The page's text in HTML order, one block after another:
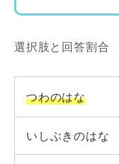
選択肢と回答割合
つわのはな
いしぶきのはな